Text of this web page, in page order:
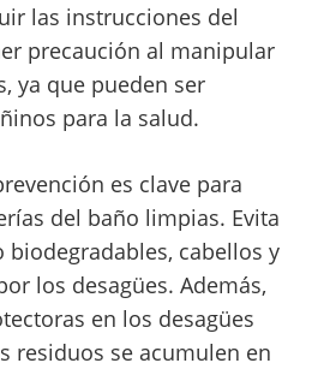
las instrucciones del
precaución al manipular
ya que pueden ser
para la salud.
es clave para
del baño limpias. Evita
cabellos y
los desagües. Además,
en los desagües
residuos se acumulen en